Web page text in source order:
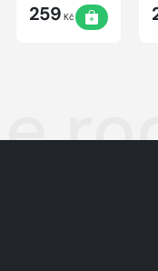
259 Kč
SVĚTLÝ/TMAVÝ REŽIM